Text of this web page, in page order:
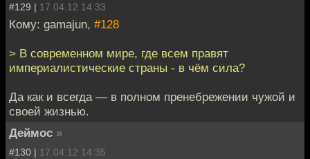
#129 | 17.04.12 14:33
Кому: gamajun, #128
> В современном мире, где всем правят
империалистические страны - в чём сила?
Да как и всегда — в полном пренебрежении чужой и
своей жизнью.
Деймос »
#130 | 17.04.12 14:35